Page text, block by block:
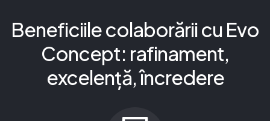
Beneficiile colaborării cu Evo
Concept: rafinament,
excelență, încredere